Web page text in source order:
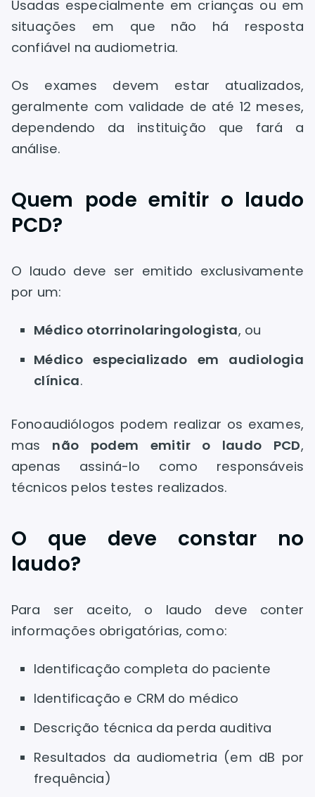
Usadas especialmente em crianças ou em
situações em que não há resposta
confiável na audiometria.
Os exames devem estar atualizados,
geralmente com validade de até 12 meses,
dependendo da instituição que fará a
análise.
Quem pode emitir o laudo
PCD?
O laudo deve ser emitido exclusivamente
por um:
Médico otorrinolaringologista, ou
Médico especializado em audiologia
clínica.
Fonoaudiólogos podem realizar os exames,
mas não podem emitir o laudo PCD,
apenas assiná-lo como responsáveis
técnicos pelos testes realizados.
O que deve constar no
laudo?
Para ser aceito, o laudo deve conter
informações obrigatórias, como:
Identificação completa do paciente
Identificação e CRM do médico
Descrição técnica da perda auditiva
Resultados da audiometria (em dB por
frequência)